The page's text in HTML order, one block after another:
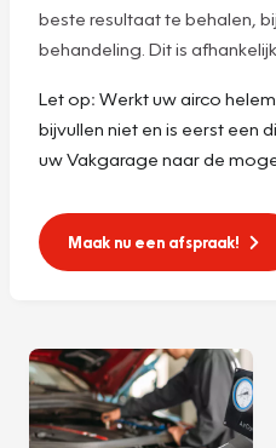
beste resultaat te behalen,
behandeling. Dit is
Let op: Werkt uw airco
bijvullen niet en is eerst een
uw Vakgarage naar de
Maak nu een afspraak!